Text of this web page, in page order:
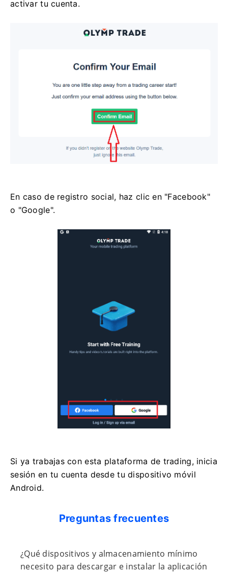
activar tu cuenta.
En caso de registro social, haz clic en "Facebook"
o "Google".
Si ya trabajas con esta plataforma de trading, inicia
sesión en tu cuenta desde tu dispositivo móvil
Android.
Preguntas frecuentes
¿Qué dispositivos y almacenamiento mínimo
necesito para descargar e instalar la aplicación